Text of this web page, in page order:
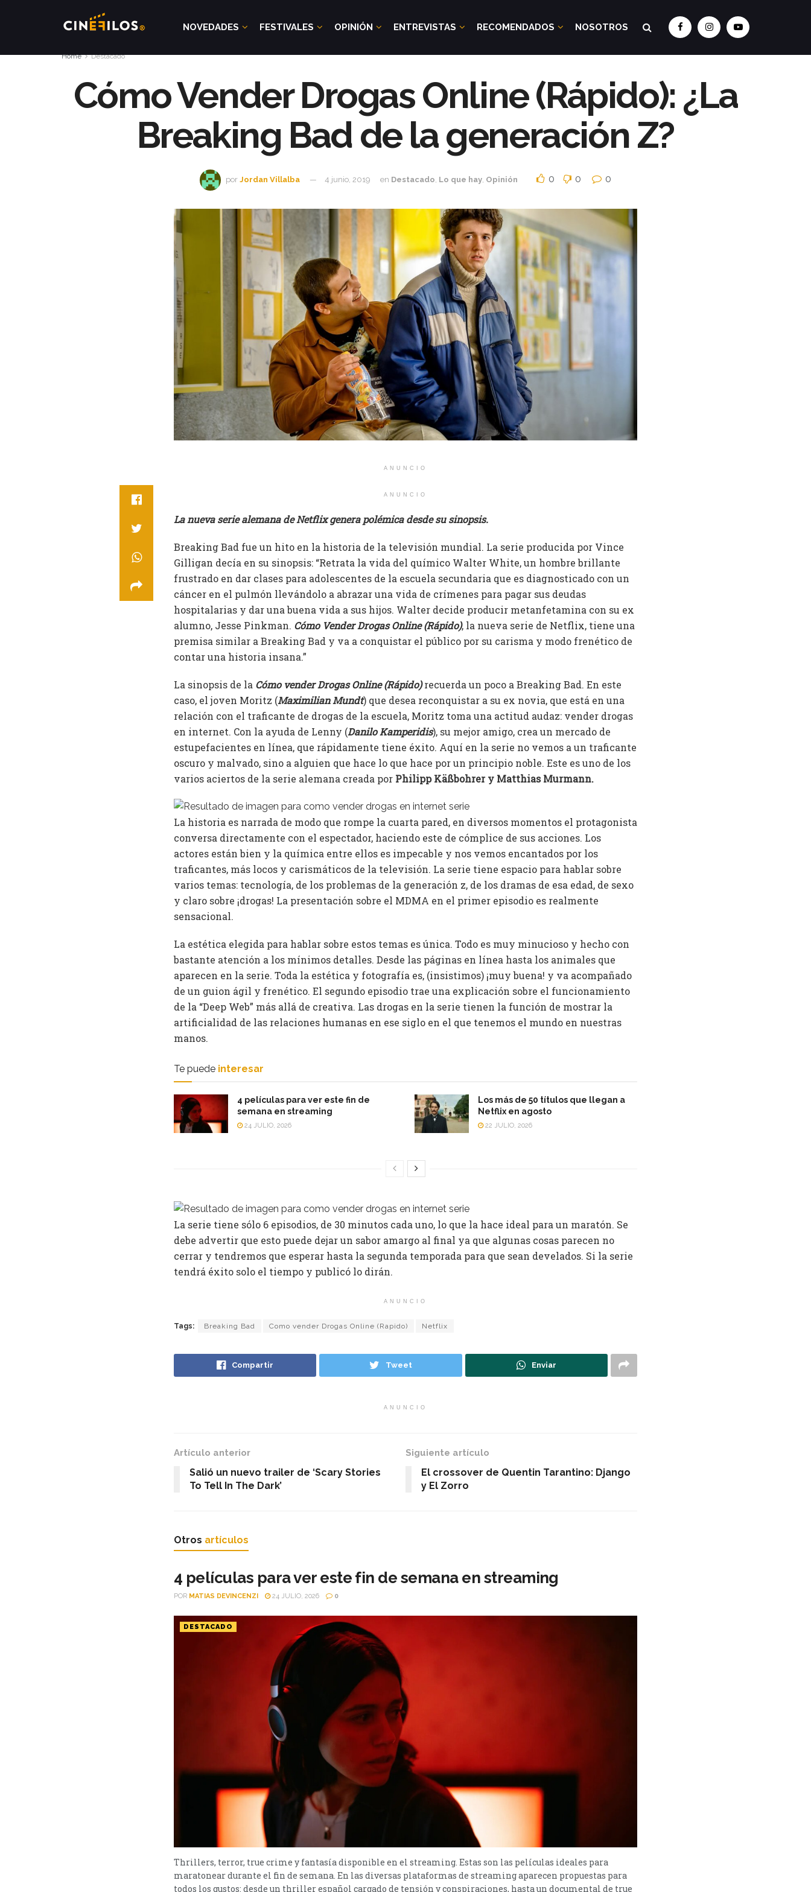
NOVEDADES FESTIVALES OPINIÓN ENTREVISTAS RECOMENDADOS NOSOTROS
Home Destacado
Cómo Vender Drogas Online (Rápido): ¿La
Breaking Bad de la generación Z?
por Jordan Villalba 4 junio, 2019 en Destacado Lo que hay Opinión 0 0 0
ANUNCIO
ANUNCIO
La nueva serie alemana de Netflix genera polémica desde su sinopsis.
Breaking Bad fue un hito en la historia de la televisión mundial. La serie producida por Vince
Gilligan decía en su sinopsis: “Retrata la vida del químico Walter White, un hombre brillante
frustrado en dar clases para adolescentes de la escuela secundaria que es diagnosticado con un
cáncer en el pulmón llevándolo a abrazar una vida de crímenes para pagar sus deudas
hospitalarias y dar una buena vida a sus hijos. Walter decide producir metanfetamina con su ex
alumno, Jesse Pinkman. Cómo Vender Drogas Online (Rápido), la nueva serie de Netflix, tiene una
premisa similar a Breaking Bad y va a conquistar el público por su carisma y modo frenético de
contar una historia insana.”
La sinopsis de la Cómo vender Drogas Online (Rápido)recuerda un poco a Breaking Bad. En este
caso, el joven Moritz (Maximilian Mundt) que desea reconquistar a su ex novia, que está en una
relación con el traficante de drogas de la escuela, Moritz toma una actitud audaz: vender drogas
en internet. Con la ayuda de Lenny (Danilo Kamperidis), su mejor amigo, crea un mercado de
estupefacientes en línea, que rápidamente tiene éxito. Aquí en la serie no vemos a un traficante
oscuro y malvado, sino a alguien que hace lo que hace por un principio noble. Este es uno de los
varios aciertos de la serie alemana creada por Philipp Käßbohrer y Matthias Murmann.
La historia es narrada de modo que rompe la cuarta pared, en diversos momentos el protagonista
conversa directamente con el espectador, haciendo este de cómplice de sus acciones. Los
actores están bien y la química entre ellos es impecable y nos vemos encantados por los
traficantes, más locos y carismáticos de la televisión. La serie tiene espacio para hablar sobre
varios temas: tecnología, de los problemas de la generación z, de los dramas de esa edad, de sexo
y claro sobre ¡drogas! La presentación sobre el MDMA en el primer episodio es realmente
sensacional.
La estética elegida para hablar sobre estos temas es única. Todo es muy minucioso y hecho con
bastante atención a los mínimos detalles. Desde las páginas en línea hasta los animales que
aparecen en la serie. Toda la estética y fotografía es, (insistimos) ¡muy buena! y va acompañado
de un guion ágil y frenético. El segundo episodio trae una explicación sobre el funcionamiento
de la “Deep Web” más allá de creativa. Las drogas en la serie tienen la función de mostrar la
artificialidad de las relaciones humanas en ese siglo en el que tenemos el mundo en nuestras
manos.
Te puede interesar
4 películas para ver este fin de
semana en streaming
24 JULIO, 2026
Los más de 50 títulos que llegan a
Netflix en agosto
22 JULIO, 2026
La serie tiene sólo 6 episodios, de 30 minutos cada uno, lo que la hace ideal para un maratón. Se
debe advertir que esto puede dejar un sabor amargo al final ya que algunas cosas parecen no
cerrar y tendremos que esperar hasta la segunda temporada para que sean develados. Si la serie
tendrá éxito solo el tiempo y publicó lo dirán.
ANUNCIO
Tags: Breaking Bad Como vender Drogas Online (Rapido) Netflix
Compartir Tweet Enviar
ANUNCIO
Artículo anterior
Salió un nuevo trailer de ‘Scary Stories
To Tell In The Dark’
Siguiente artículo
El crossover de Quentin Tarantino: Django
y El Zorro
Otros artículos
4 películas para ver este fin de semana en streaming
POR MATIAS DEVINCENZI 24 JULIO, 2026 0
DESTACADO
Thrillers, terror, true crime y fantasía disponible en el streaming. Estas son las películas ideales para
maratonear durante el fin de semana. En las diversas plataformas de streaming aparecen propuestas para
todos los gustos: desde un thriller español cargado de tensión y conspiraciones, hasta un documental de true